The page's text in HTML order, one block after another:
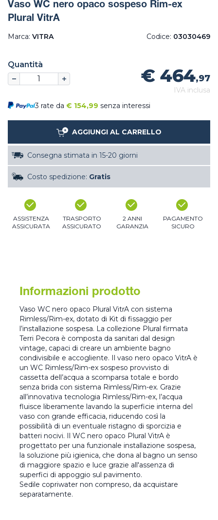
Vaso WC nero opaco sospeso Rim-ex
Plural VitrA
Marca: VITRA Codice: 03030469
Quantità
€ 464,97
IVA inclusa
3 rate da € 154,99 senza interessi
AGGIUNGI AL CARRELLO
Consegna stimata in 15-20 giorni
Costo spedizione: Gratis
ASSISTENZA
ASSICURATA
TRASPORTO
ASSICURATO
2 ANNI
GARANZIA
PAGAMENTO
SICURO
Informazioni prodotto
Vaso WC nero opaco Plural VitrA con sistema
Rimless/Rim-ex, dotato di Kit di fissaggio per
l’installazione sospesa. La collezione Plural firmata
Terri Pecora è composta da sanitari dal design
vintage, capaci di creare un ambiente bagno
condivisibile e accogliente. Il vaso nero opaco VitrA è
un WC Rimless/Rim-ex sospeso provvisto di
cassetta dell’acqua a scomparsa totale e bordo
senza brida con sistema Rimless/Rim-ex. Grazie
all’innovativa tecnologia Rimless/Rim-ex, l’acqua
fluisce liberamente lavando la superficie interna del
vaso con grande efficacia, riducendo così la
possibilità di un eventuale ristagno di sporcizia e
batteri nocivi. Il WC nero opaco Plural VitrA è
progettato per una funzionale installazione sospesa,
la soluzione più igienica, che dona al bagno un senso
di maggiore spazio e luce grazie all'assenza di
superfici di appoggio sul pavimento.
Sedile copriwater non compreso, da acquistare
separatamente.